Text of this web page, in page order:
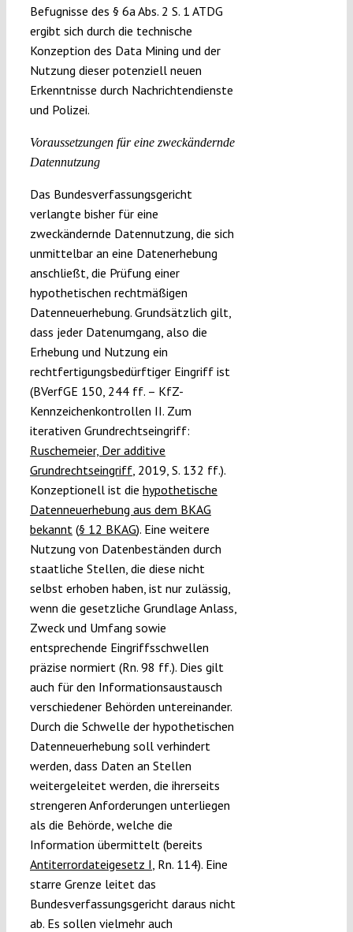
Befugnisse des § 6a Abs. 2 S. 1 ATDG
ergibt sich durch die technische
Konzeption des Data Mining und der
Nutzung dieser potenziell neuen
Erkenntnisse durch Nachrichtendienste
und Polizei.
Voraussetzungen für eine zweckändernde
Datennutzung
Das Bundesverfassungsgericht
verlangte bisher für eine
zweckändernde Datennutzung, die sich
unmittelbar an eine Datenerhebung
anschließt, die Prüfung einer
hypothetischen rechtmäßigen
Datenneuerhebung. Grundsätzlich gilt,
dass jeder Datenumgang, also die
Erhebung und Nutzung ein
rechtfertigungsbedürftiger Eingriff ist
(BVerfGE 150, 244 ff. – KfZ-
Kennzeichenkontrollen II. Zum
iterativen Grundrechtseingriff:
Ruschemeier, Der additive
Grundrechtseingriff, 2019, S. 132 ff.).
Konzeptionell ist die hypothetische
Datenneuerhebung aus dem BKAG
bekannt (§ 12 BKAG). Eine weitere
Nutzung von Datenbeständen durch
staatliche Stellen, die diese nicht
selbst erhoben haben, ist nur zulässig,
wenn die gesetzliche Grundlage Anlass,
Zweck und Umfang sowie
entsprechende Eingriffsschwellen
präzise normiert (Rn. 98 ff.). Dies gilt
auch für den Informationsaustausch
verschiedener Behörden untereinander.
Durch die Schwelle der hypothetischen
Datenneuerhebung soll verhindert
werden, dass Daten an Stellen
weitergeleitet werden, die ihrerseits
strengeren Anforderungen unterliegen
als die Behörde, welche die
Information übermittelt (bereits
Antiterrordateigesetz I , Rn. 114). Eine
starre Grenze leitet das
Bundesverfassungsgericht daraus nicht
ab. Es sollen vielmehr auch